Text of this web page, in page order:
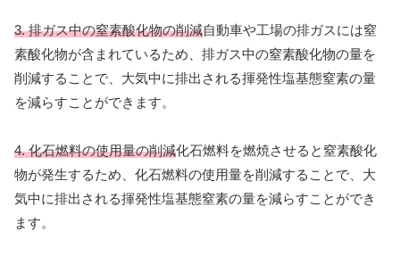
3. 排ガス中の窒素酸化物の削減自動車や工場の排ガスには窒
素酸化物が含まれているため、排ガス中の窒素酸化物の量を
削減することで、大気中に排出される揮発性塩基態窒素の量
を減らすことができます。
4. 化石燃料の使用量の削減化石燃料を燃焼させると窒素酸化
物が発生するため、化石燃料の使用量を削減することで、大
気中に排出される揮発性塩基態窒素の量を減らすことができ
ます。